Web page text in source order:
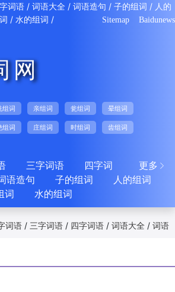
词语 / 词语大全 / 词语造句 / 子的组词 / 人的
/ 水的组词 / Sitemap Baidunews
网
组词 亲组词 瓮组词 晕组词
组词 庄组词 时组词 齿组词
更多 
三字词语
四字词
语造句 子的组词
人的组词
词 水的组词
词语 / 三字词语 / 四字词语 /词语大全 /词语
组词